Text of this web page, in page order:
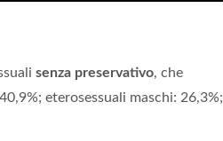
senza preservativo, che
eterosessuali maschi: 26,3%;